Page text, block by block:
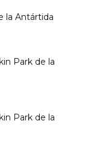
la Antártida
Park de la
Park de la